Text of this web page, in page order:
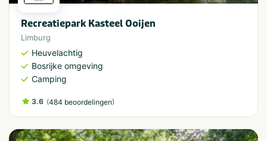
Recreatiepark Kasteel Ooijen
Limburg
Heuvelachtig
Bosrijke omgeving
Camping
3.6 (484 beoordelingen)